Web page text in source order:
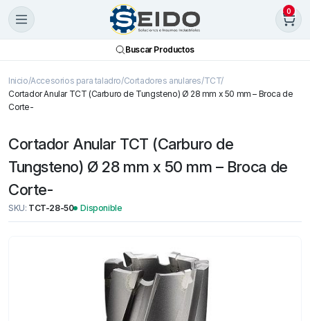
0
Buscar Productos
Inicio Accesorios para taladro Cortadores anulares TCT
Cortador Anular TCT (Carburo de Tungsteno) Ø 28 mm x 50 mm – Broca de
Corte-
Cortador Anular TCT (Carburo de
Tungsteno) Ø 28 mm x 50 mm – Broca de
Corte-
SKU: TCT-28-50 Disponible